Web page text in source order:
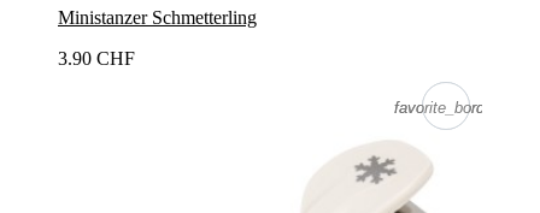
Ministanzer Schmetterling
3.90 CHF
favorite_border
favorite_border